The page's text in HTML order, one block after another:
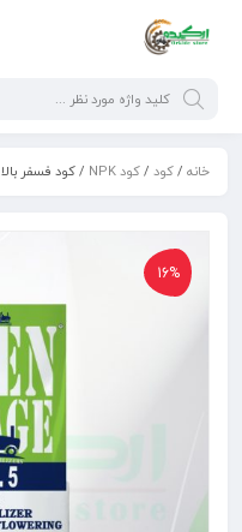
خانه /کود /کود NPK / کود فسفر بالا 5-55-10 هاروانا یک کیلویی
16%